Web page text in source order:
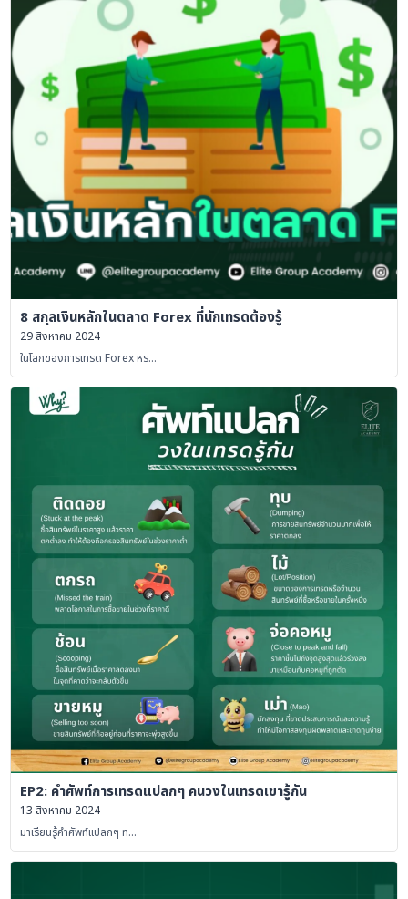
8 สกุลเงินหลักในตลาด Forex ที่นักเทรดต้องรู้
29 สิงหาคม 2024
ในโลกของการเทรด Forex หร…
EP2: คำศัพท์การเทรดแปลกๆ คนวงในเทรดเขารู้กัน
13 สิงหาคม 2024
มาเรียนรู้คำศัพท์แปลกๆ ท…